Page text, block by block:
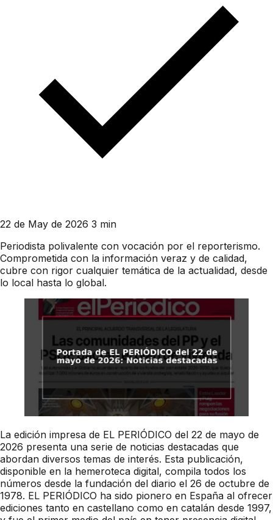
22 de May de 2026 3 min
Periodista polivalente con vocación por el reporterismo.
Comprometida con la información veraz y de calidad,
cubre con rigor cualquier temática de la actualidad, desde
lo local hasta lo global.
La edición impresa de EL PERIÓDICO del 22 de mayo de
2026 presenta una serie de noticias destacadas que
abordan diversos temas de interés. Esta publicación,
disponible en la hemeroteca digital, compila todos los
números desde la fundación del diario el 26 de octubre de
1978. EL PERIÓDICO ha sido pionero en España al ofrecer
ediciones tanto en castellano como en catalán desde 1997,